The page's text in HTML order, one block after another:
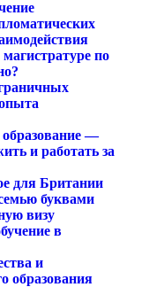
по
—
и работать за
для Британии
буквами
визу
в
и
образования